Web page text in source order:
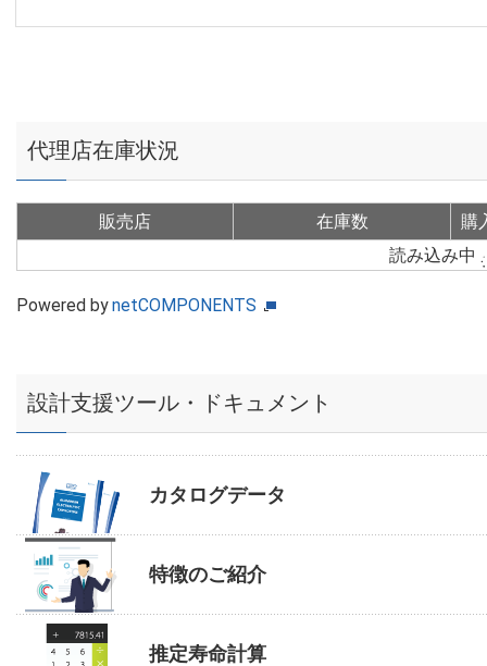
代理店在庫状況
販売店 在庫数
購
読み込み中
Powered bynetCOMPONENTS
設計支援ツール・ドキュメント
カタログデータ
特徴のご紹介
推定寿命計算